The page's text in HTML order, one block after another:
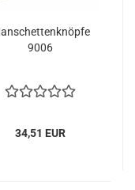
9006
34,51 EUR